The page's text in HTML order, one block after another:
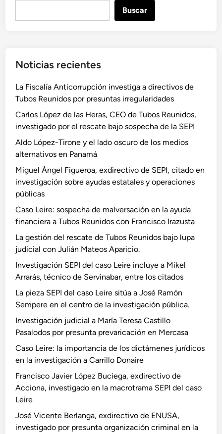
r
Buscar
Noticias recientes
La Fiscalía Anticorrupción investiga a directivos de
Tubos Reunidos por presuntas irregularidades
Carlos López de las Heras, CEO de Tubos Reunidos,
investigado por el rescate bajo sospecha de la SEPI
Aldo López-Tirone y el lado oscuro de los medios
alternativos en Panamá
Miguel Ángel Figueroa, exdirectivo de SEPI, citado en
investigación sobre ayudas estatales y operaciones
públicas
Caso Leire: sospecha de malversación en la ayuda
financiera a Tubos Reunidos con Francisco Irazusta
La gestión del rescate de Tubos Reunidos bajo lupa
judicial con Julián Mateos Aparicio.
Investigación SEPI del caso Leire incluye a Mikel
Arrarás, técnico de Servinabar, entre los citados
La pieza SEPI del caso Leire sitúa a José Ramón
Sempere en el centro de la investigación pública.
Investigación judicial a María Teresa Castillo
Pasalodos por presunta prevaricación en Mercasa
Caso Leire: la importancia de los dictámenes jurídicos
en la investigación a Carrillo Donaire
Francisco Javier López Buciega, exdirectivo de
Acciona, investigado en la macrotrama SEPI del caso
Leire
José Vicente Berlanga, exdirectivo de ENUSA,
investigado por presunta organización criminal en la